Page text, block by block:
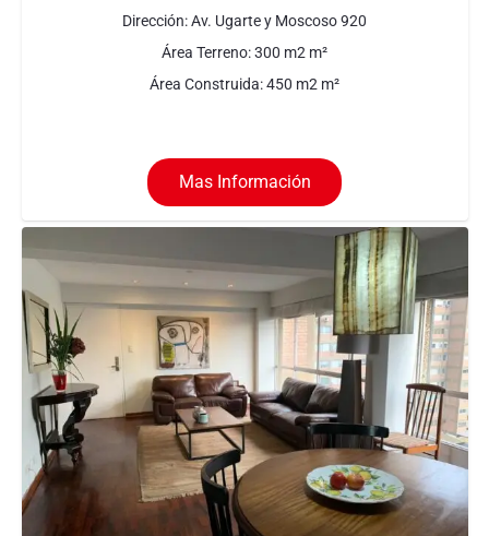
Dirección:Av. Ugarte y Moscoso 920
Área Terreno:300 m2 m²
Área Construida:450 m2 m²
Mas Información